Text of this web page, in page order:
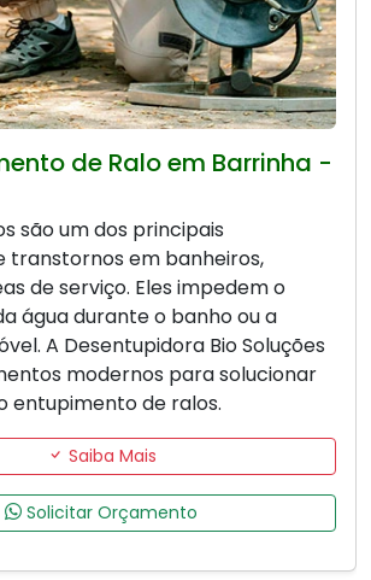
de Ralo em Barrinha -
são um dos principais
transtornos em banheiros,
de serviço. Eles impedem o
água durante o banho ou a
A Desentupidora Bio Soluções
modernos para solucionar
entupimento de ralos.
Saiba Mais
Solicitar Orçamento